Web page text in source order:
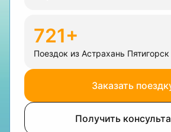
721+
Поездок из Астрахань Пятигорск
Заказать
Получить